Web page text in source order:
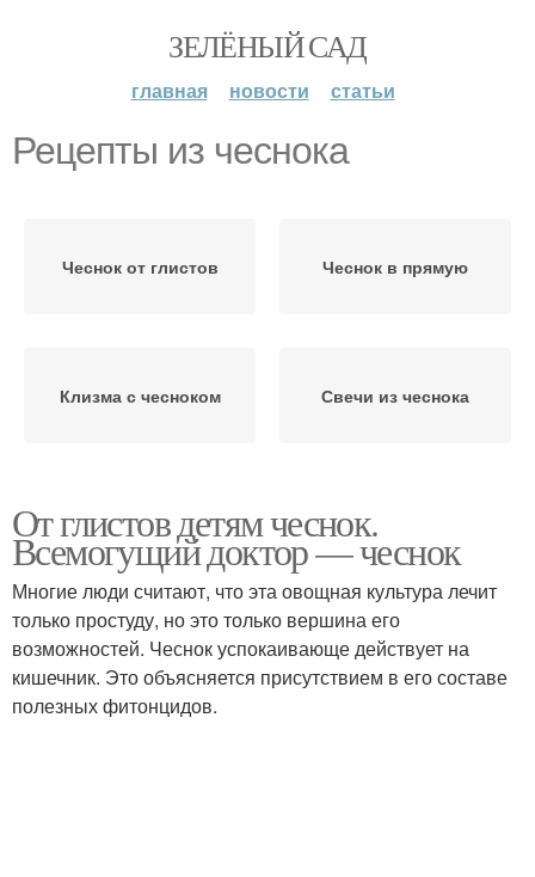
ЗЕЛЁНЫЙ САД
главная новости статьи
Рецепты из чеснока
Чеснок от глистов Чеснок в прямую
Клизма с чесноком Свечи из чеснока
От глистов детям чеснок.
Всемогущий доктор — чеснок
Многие люди считают, что эта овощная культура лечит
только простуду, но это только вершина его
возможностей. Чеснок успокаивающе действует на
кишечник. Это объясняется присутствием в его составе
полезных фитонцидов.